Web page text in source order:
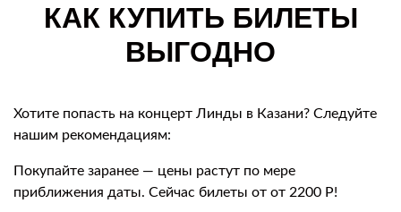
КАК КУПИТЬ БИЛЕТЫ
ВЫГОДНО
Хотите попасть на концерт Линды в Казани? Следуйте
нашим рекомендациям:
Покупайте заранее — цены растут по мере
приближения даты. Сейчас билеты от от 2200 Р!